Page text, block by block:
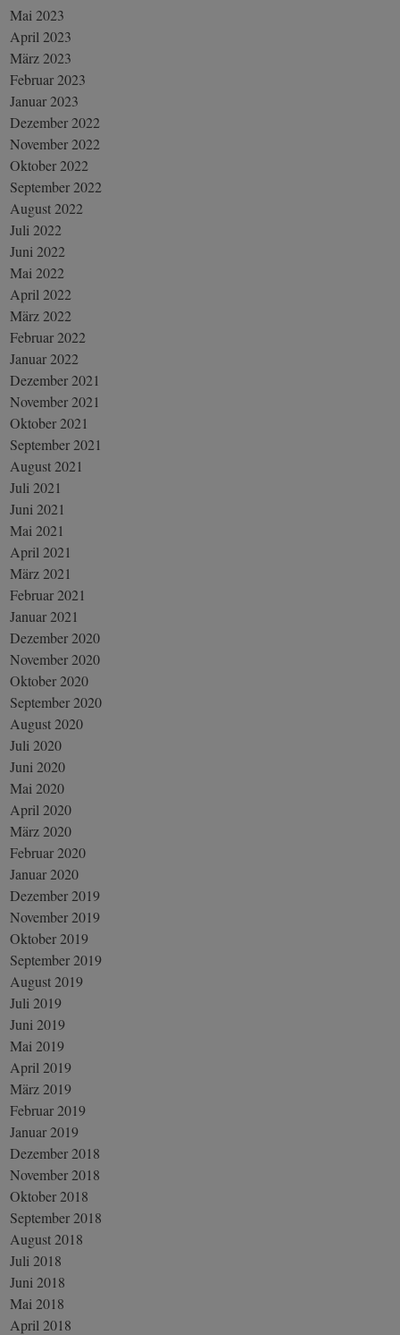
Mai 2023
April 2023
März 2023
Februar 2023
Januar 2023
Dezember 2022
November 2022
Oktober 2022
September 2022
August 2022
Juli 2022
Juni 2022
Mai 2022
April 2022
März 2022
Februar 2022
Januar 2022
Dezember 2021
November 2021
Oktober 2021
September 2021
August 2021
Juli 2021
Juni 2021
Mai 2021
April 2021
März 2021
Februar 2021
Januar 2021
Dezember 2020
November 2020
Oktober 2020
September 2020
August 2020
Juli 2020
Juni 2020
Mai 2020
April 2020
März 2020
Februar 2020
Januar 2020
Dezember 2019
November 2019
Oktober 2019
September 2019
August 2019
Juli 2019
Juni 2019
Mai 2019
April 2019
März 2019
Februar 2019
Januar 2019
Dezember 2018
November 2018
Oktober 2018
September 2018
August 2018
Juli 2018
Juni 2018
Mai 2018
April 2018